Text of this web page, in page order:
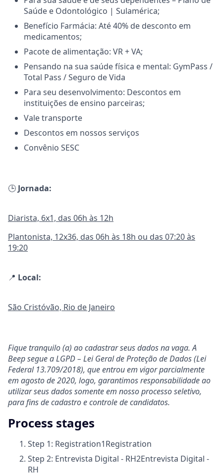
Saúde e Odontológico | Sulamérica;
Benefício Farmácia: Até 40% de desconto em
medicamentos;
Pacote de alimentação: VR + VA;
Pensando na sua saúde física e mental: GymPass /
Total Pass / Seguro de Vida
Para seu desenvolvimento: Descontos em
instituições de ensino parceiras;
Vale transporte
Descontos em nossos serviços
Convênio SESC
🕒 Jornada:
Diarista, 6x1, das 06h às 12h
Plantonista, 12x36, das 06h às 18h ou das 07:20 às
19:20
📍 Local:
São Cristóvão, Rio de Janeiro
Fique tranquilo (a) ao cadastrar seus dados na vaga. A
Beep segue a LGPD – Lei Geral de Proteção de Dados (Lei
Federal 13.709/2018), que entrou em vigor parcialmente
em agosto de 2020, logo, garantimos responsabilidade ao
utilizar seus dados somente em nosso processo seletivo,
para fins de cadastro e controle de candidatos.
Process stages
Step 1: Registration1Registration
Step 2: Entrevista Digital - RH2Entrevista Digital -
RH